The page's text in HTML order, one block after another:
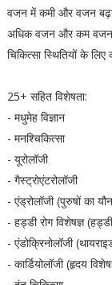
वजन में कमी और वजन
अधिक वजन और कम वजन
चिकित्सा स्थितियों के
25+ सहित विशेषता:
- मधुमेह विज्ञान
- मनश्चिकित्सा
- यूरोलॉजी
- गैस्ट्रोएंटरोलॉजी
- एंड्रोलॉजी (पुरुषों का
- हड्डी रोग विशेषज्ञ
- एंडोक्रिनोलॉजी
- कार्डियोलॉजी (हृदय